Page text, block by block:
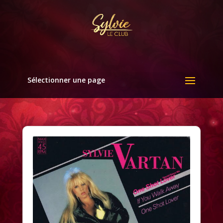
Sélectionner une page